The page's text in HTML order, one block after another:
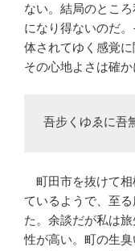
ない。結局のとこ
になり得ないのだ
体されてゆく感覚に
その心地よさは確か
吾步くゆゑに吾
町田市を抜けて相
ているようで、至
た。余談だが私は
性が高い。町の生